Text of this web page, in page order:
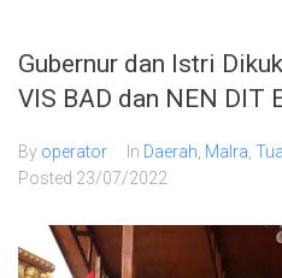
Gubernur dan Istri
VIS BAD dan NEN DIT
By operator In Daerah Malra Tual
Posted 23/07/2022